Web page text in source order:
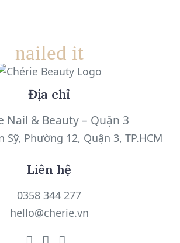
nailed it
Địa chỉ
Nail & Beauty – Quận 3
Sỹ, Phường 12, Quận 3, TP.HCM
Liên hệ
0358 344 277
hello@cherie.vn